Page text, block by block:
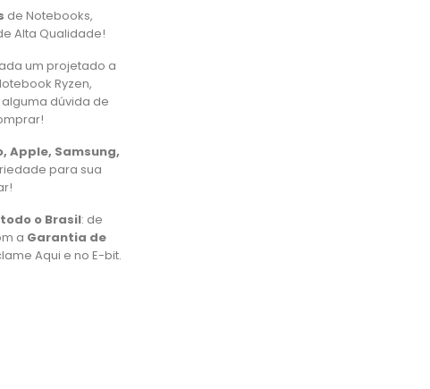
de Notebooks,
Alta Qualidade!
um projetado a
Ryzen,
dúvida de
Apple, Samsung,
para sua
o Brasil: de
a Garantia de
Aqui e no E-bit.